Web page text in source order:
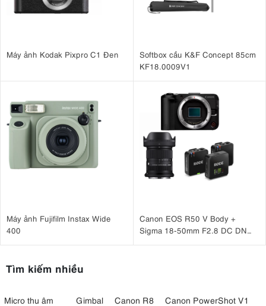
Máy ảnh Kodak Pixpro C1 Đen
Softbox cầu K&F Concept 85cm
KF18.0009V1
Máy ảnh Fujifilm Instax Wide
400
Canon EOS R50 V Body +
Sigma 18-50mm F2.8 DC DN
Tìm kiếm nhiều
Micro thu âm Gimbal Canon R8
Canon PowerShot V1